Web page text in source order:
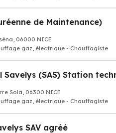
de Maintenance)
06000 NICE
gaz, électrique - Chauffagiste
Sola, 06300 NICE
gaz, électrique - Chauffagiste
SAV agréé